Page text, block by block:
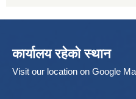
कार्यालय रहेको स्थान
Visit our location on Google